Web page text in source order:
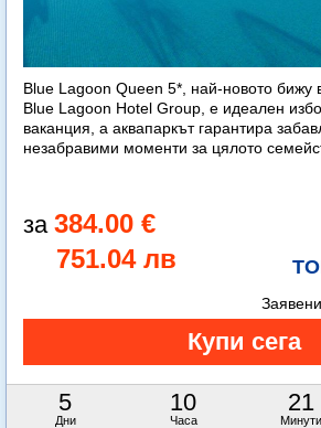
Blue Lagoon Queen 5*, най-новото бижу
Blue Lagoon Hotel Group, е идеален
ваканция, а аквапаркът гарантира
незабравими моменти за цялото
384.00 €
751.04 лв
5
Дни
10
Часа
21
Минути